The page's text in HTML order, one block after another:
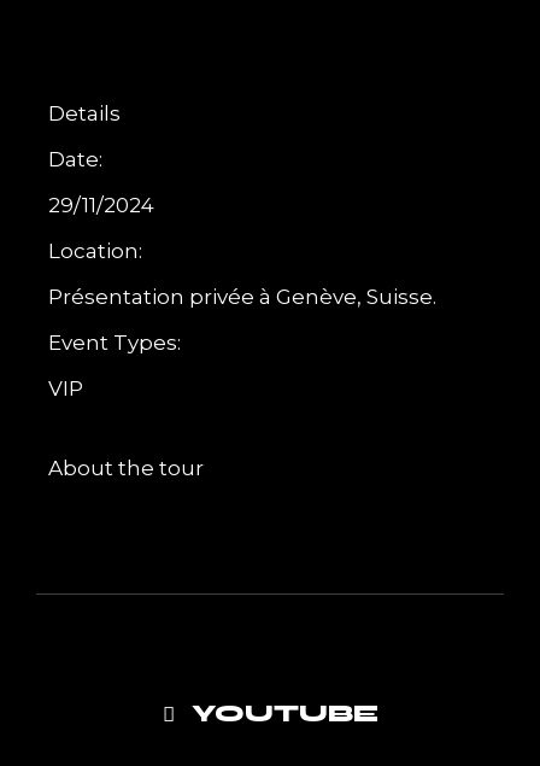
Details
Date:
29/11/2024
Location:
Présentation privée à Genève, Suisse.
Event Types:
VIP
About the tour
YOUTUBE